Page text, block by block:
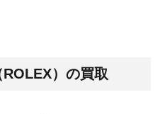
）の買取